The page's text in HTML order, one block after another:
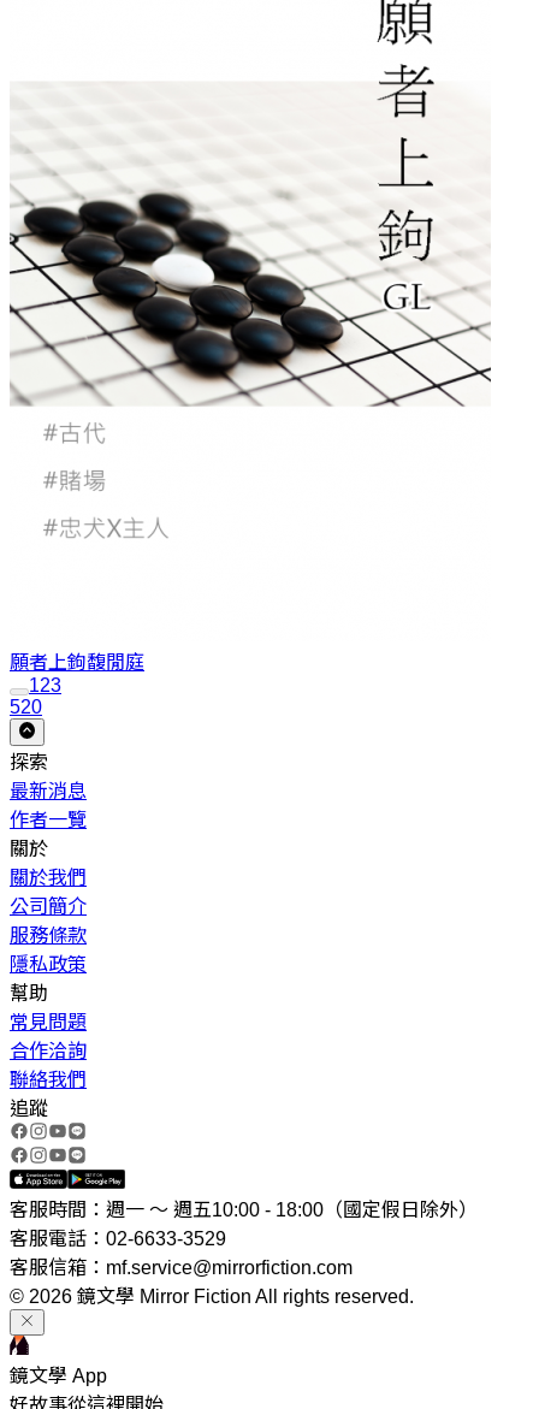
願者上鉤馥閒庭
123
520
探索
最新消息
作者一覽
關於
關於我們
公司簡介
服務條款
隱私政策
幫助
常見問題
合作洽詢
聯絡我們
追蹤
客服時間：週一 ～ 週五10:00 - 18:00（國定假日除外）
客服電話：02-6633-3529
客服信箱：mf.service@mirrorfiction.com
© 2026 鏡文學 Mirror Fiction All rights reserved.
鏡文學 App
好故事從這裡開始